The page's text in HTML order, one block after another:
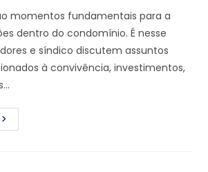
momentos fundamentais para a
dentro do condomínio. É nesse
e síndico discutem assuntos
à convivência, investimentos,